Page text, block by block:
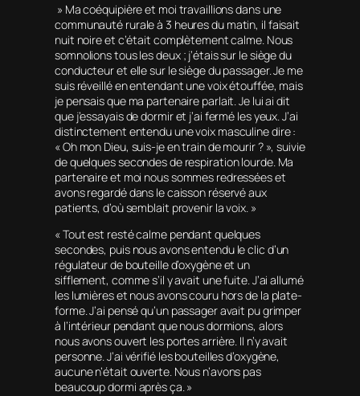
» Ma coéquipière et moi travaillions dans une
communauté rurale à 3 heures du matin, il faisait
nuit noire et c’était complètement calme. Nous
somnolions tous les deux ; j’étais sur le siège du
conducteur et elle sur le siège du passager. Je me
suis réveillé en entendant une voix étouffée, mais
je pensais que ma partenaire parlait. Je lui ai dit
que j’essayais de dormir et j’ai fermé les yeux. J’ai
distinctement entendu une voix masculine dire :
« Oh mon Dieu, suis-je en train de mourir ? », suivie
de quelques secondes de respiration lourde. Ma
partenaire et moi nous sommes redressées et
avons regardé dans le caisson réservé aux
patients, d’où semblait provenir la voix. »
« Tout est resté calme pendant quelques
secondes, puis nous avons entendu le clic d’un
régulateur de bouteille d’oxygène et un
sifflement, comme s’il y avait une fuite. J’ai allumé
les lumières et nous avons couru hors de la plate-
forme. J’ai pensé qu’un passager avait pu grimper
à l’intérieur pendant que nous dormions, alors
nous avons ouvert les portes arrière. Il n’y avait
personne. J’ai vérifié les bouteilles d’oxygène,
aucune n’était ouverte. Nous n’avons pas
beaucoup dormi après ça. »